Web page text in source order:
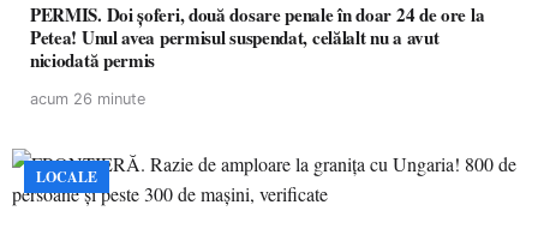
PERMIS. Doi șoferi, două dosare penale în doar 24 de ore la
Petea! Unul avea permisul suspendat, celălalt nu a avut
niciodată permis
acum 26 minute
LOCALE